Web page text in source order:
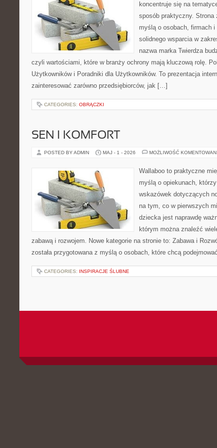
koncentruje się na
sposób praktyczny. Strona
myślą o osobach, firmach
solidnego wsparcia w
nazwa marka Twierdza
czyli wartościami, które w branży ochrony mają kluczową rolę.
Użytkowników i Poradniki dla Użytkowników. To prezentacja
zainteresować zarówno przedsiębiorców, jak […]
CATEGORIES: OBRĄCZKI
SEN I KOMFORT
POSTED BY ADMIN MAJ - 1 - 2026 MOŻLIWOŚĆ
Wallaboo to praktyczne
myślą o opiekunach,
wskazówek dotyczących
na tym, co w pierwszych
dziecka jest naprawdę
którym można znaleźć
zabawą i rozwojem. Nowe kategorie na stronie to: Zabawa i
została przygotowana z myślą o osobach, które chcą
CATEGORIES: INSPIRACJE ŚLUBNE